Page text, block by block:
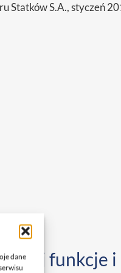
dane
Statków S.A., styczeń
niej funkcje i